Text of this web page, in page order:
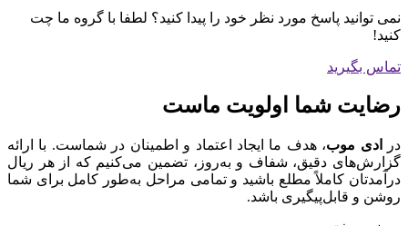
نمی توانید پاسخ مورد نظر خود را پیدا کنید؟ لطفا با گروه ما چت
کنید!
تماس بگیرید
رضایت شما اولویت ماست
در ادی موب، هدف ما ایجاد اعتماد و اطمینان در شماست. با ارائه
گزارش‌های دقیق، شفاف و به‌روز، تضمین می‌کنیم که از هر ریال
درآمدتان کاملاً مطلع باشید و تمامی مراحل به‌طور کامل برای شما
روشن و قابل‌پیگیری باشد.